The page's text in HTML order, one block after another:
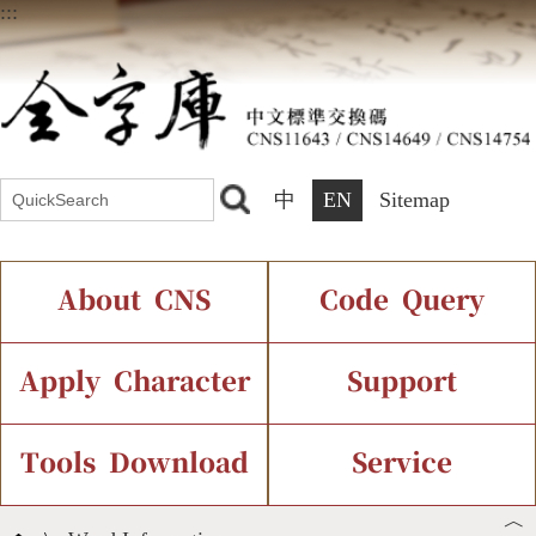
:::
中 EN Sitemap
About CNS
Introduction Current Status
Chinese Code Status
Code Query
IDS Query
Components Query
Apply Character
Application Process
Support
Font Instant Display
Tools Download Service
︿